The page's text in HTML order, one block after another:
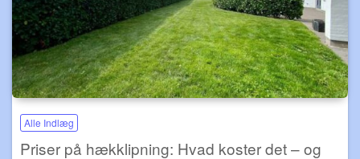
Alle Indlæg
Priser på hækklipning: Hvad koster det – og